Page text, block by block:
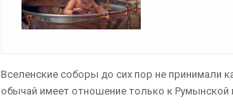
Вселенские соборы до сих пор не принимали
обычай имеет отношение только к Румынской